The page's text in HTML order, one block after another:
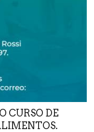
CURSO DE